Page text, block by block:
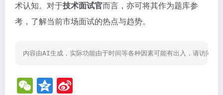
术认知。对于技术面试官而言，亦可将其作为题库参
考，了解当前市场面试的热点与趋势。
内容由AI生成，实际功能由于时间等各种因素可能有出入，请访问网
W Q